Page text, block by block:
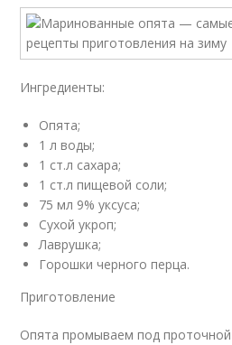
Ингредиенты:
Опята;
1 л воды;
1 ст.л сахара;
1 ст.л пищевой соли;
75 мл 9% уксуса;
Сухой укроп;
Лаврушка;
Горошки черного перца.
Приготовление
Опята промываем под